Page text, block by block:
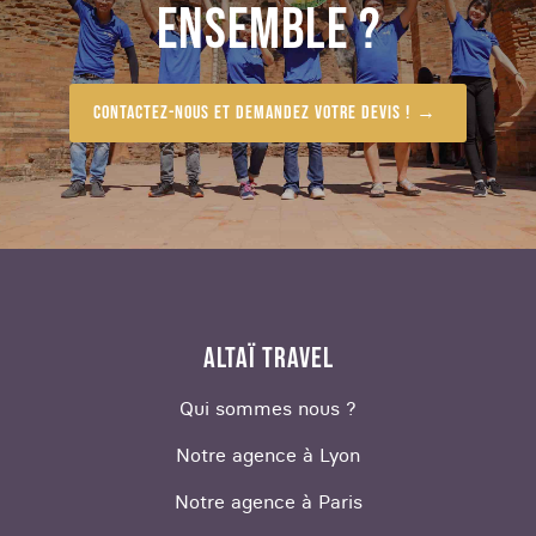
heures sans escale, vous avez envie de profiter
au maximum de votre destination. Nos travel
experts vous ont donc préparé des circuits que
vous pouvez garder tels qu’ils ont été imaginés,
ou personnaliser au gré de vos envies.
Pour un voyage de moins de 10 jours, vous avez
tout à fait le temps de bien profiter de Lima, des
sommets de la Cordillère des Andes et du Machu
Pour les séjours plus longs, vous avez la
possibilité de vous lancer dans un trek en
de montagnes tropicale la plus haute au monde.
famille, vous pouvez également vous aventurer
ENSEMBLE ?
Contactez-nous et demandez votre devis !
ALTAÏ TRAVEL
Qui sommes nous ?
Notre agence à Lyon
Notre agence à Paris